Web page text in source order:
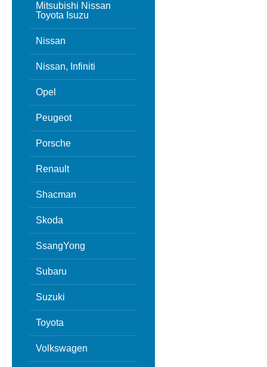
Mitsubishi Nissan
Toyota Isuzu
Nissan
Nissan, Infiniti
Opel
Peugeot
Porsche
Renault
Shacman
Skoda
SsangYong
Subaru
Suzuki
Toyota
Volkswagen